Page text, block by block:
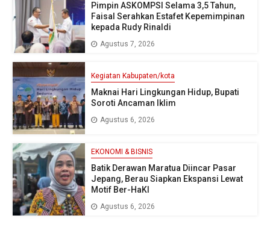
Pimpin ASKOMPSI Selama 3,5 Tahun,
Faisal Serahkan Estafet Kepemimpinan
kepada Rudy Rinaldi
Agustus 7, 2026
Kegiatan Kabupaten/kota
Maknai Hari Lingkungan Hidup, Bupati
Soroti Ancaman Iklim
Agustus 6, 2026
EKONOMI & BISNIS
Batik Derawan Maratua Diincar Pasar
Jepang, Berau Siapkan Ekspansi Lewat
Motif Ber-HaKI
Agustus 6, 2026